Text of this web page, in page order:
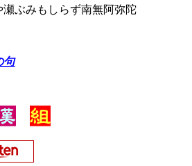
ぶみもしらず南無阿弥陀
句